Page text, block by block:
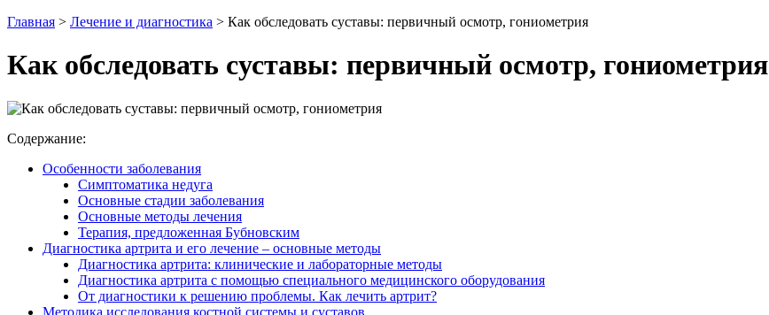
Главная > Лечение и диагностика > Как обследовать суставы: первичный осмотр, гониометрия
Как обследовать суставы: первичный осмотр, гониометрия
Содержание:
Особенности заболевания
Симптоматика недуга
Основные стадии заболевания
Основные методы лечения
Терапия, предложенная Бубновским
Диагностика артрита и его лечение – основные методы
Диагностика артрита: клинические и лабораторные методы
Диагностика артрита с помощью специального медицинского оборудования
От диагностики к решению проблемы. Как лечить артрит?
Методика исследования костной системы и суставов